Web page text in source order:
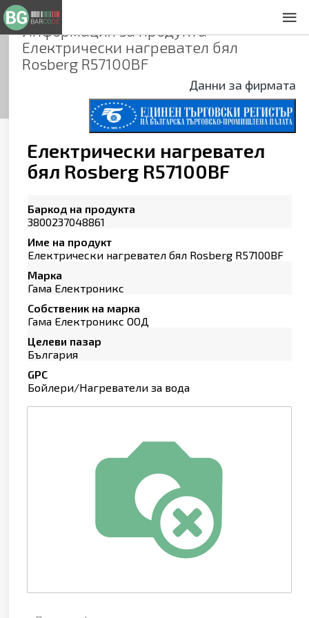
Информация за продукта
Електрически нагревател бял
Rosberg R57100BF
Данни за фирмата
Електрически нагревател
бял Rosberg R57100BF
Баркод на продукта
3800237048861
Име на продукт
Електрически нагревател бял Rosberg R57100BF
Марка
Гама Електроникс
Собственик на марка
Гама Електроникс ООД
Целеви пазар
България
GPC
Бойлери/Нагреватели за вода
Общи условия
Декларация за проверителност
Заснемане на продукти
Контакти